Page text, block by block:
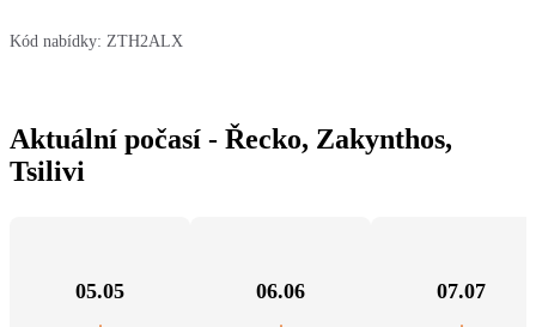
Kód nabídky: ZTH2ALX
Aktuální počasí - Řecko, Zakynthos,
Tsilivi
05.05 06.06 07.07